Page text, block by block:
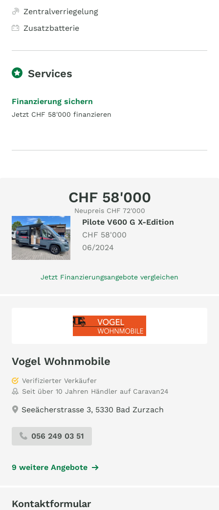
Zentralverriegelung
Zusatzbatterie
Services
Finanzierung sichern
Jetzt CHF 58'000 finanzieren
CHF 58'000
Neupreis CHF 72'000
Pilote V600 G X-Edition
CHF 58'000
06/2024
Jetzt Finanzierungsangebote vergleichen
Vogel Wohnmobile
Verifizierter Verkäufer
Seit über 10 Jahren Händler auf Caravan24
Seeächerstrasse 3, 5330 Bad Zurzach
056 249 03 51
9 weitere Angebote
Kontaktformular